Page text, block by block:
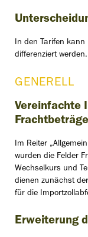
In den Tarifen kann
differenziert werden.
GENERELL
Vereinfachte
Im Reiter
wurden die Felder
Wechselkurs und
dienen zunächst
für die
Erweiterung